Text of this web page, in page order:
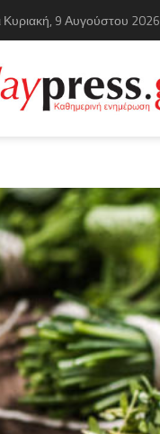
Κυριακή, 9 Αυγούστου 2026